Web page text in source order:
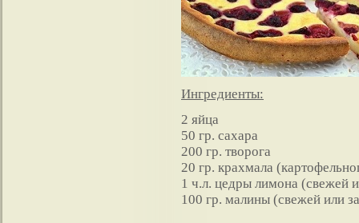
Ингредиенты:
2 яйца
50 гр. сахара
200 гр. творога
20 гр. крахмала
1 ч.л. цедры лимона (свежей
100 гр. малины (свежей или